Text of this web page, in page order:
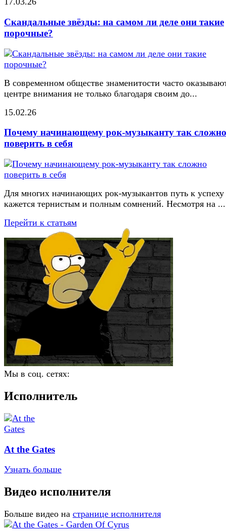
Скандальные звёзды: на самом ли деле они такие
порочные?
В современном обществе знаменитости часто
центре внимания не только благодаря своим до...
15.02.26
Почему начинающему рок-музыканту так сложно
поверить в себя
Для многих начинающих рок-музыкантов путь к успеху
кажется тернистым и полным сомнений. Несмотря на ...
Перейти к статьям
Мы в соц. сетях:
Исполнитель
At the Gates
Узнать больше
Видео исполнителя
Больше видео на странице исполнителя